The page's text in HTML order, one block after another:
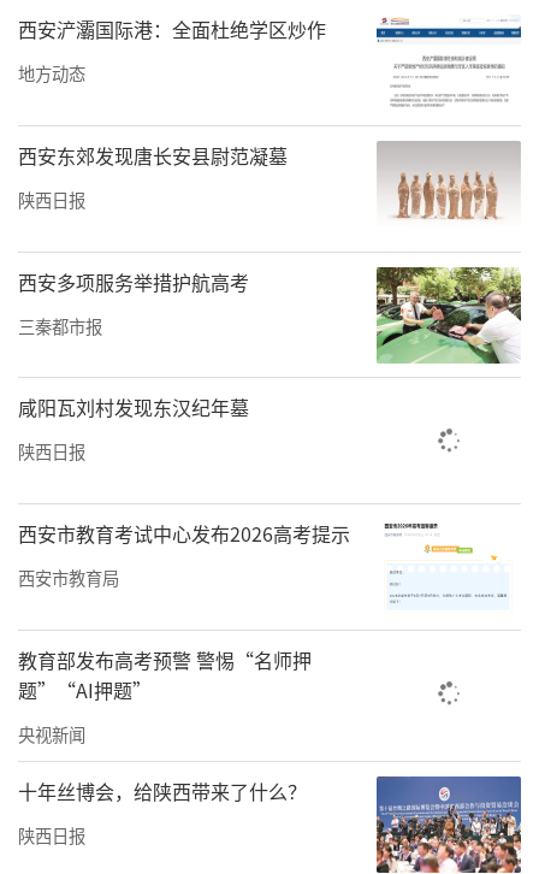
新、先进制造优势和榆林能源资源、煤化工产
业优势，统筹推动关中陕北陕南错位发展、联
动互补、协同升级。陕西将加快推进新型城镇
化和乡村全面振兴，打造30个左右县域特色产
业发展集群和100个左右特色化、品质化重点小
城镇，以产业发展带动就业增收，力争居民收
入增速高于全国平均增速和全省经济增速。
“十五五”时期，陕西将继续把县域经济作为
重要抓手，一方面，加快县域差异化发展，推
动产业功能县、农产品主产县、生态功能县梯
次培育、动态管理，持续做强“头部引领
县”、做大“腰部支撑县”；另一方面，坚持
城镇建设和产业培育并重，促进公共服务设
施“提档升级”，推动县域特色产业“提质增
效”，持续强化县域对区域协调发展的多点支
撑作用。
突出系统施治、防范风险，守牢安全发展底
线。“十五五”时期，陕西将全面贯彻总体国
家安全观，坚决完成粮食、能源安全保障任
务，持续加强科技、产业等领域安全能力建
设，进一步筑牢生态安全屏障，切实扛牢在国
西安浐灞国际港：全面杜绝学区炒作
地方动态
西安东郊发现唐长安县尉范凝墓
陕西日报
西安多项服务举措护航高考
三秦都市报
咸阳瓦刘村发现东汉纪年墓
陕西日报
西安市教育考试中心发布2026高考提示
西安市教育局
教育部发布高考预警 警惕“名师押
题”“AI押题”
央视新闻
十年丝博会，给陕西带来了什么？
陕西日报